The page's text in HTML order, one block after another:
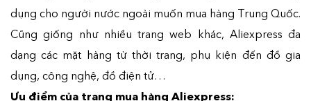
dụng cho người nước ngoài muốn mua hàng Trung Quốc.
Cũng giống như nhiều trang web khác, Aliexpress đa
dạng các mặt hàng từ thời trang, phụ kiện đến đồ gia
dụng, công nghệ, đồ điện tử…
Ưu điểm của trang mua hàng Aliexpress: